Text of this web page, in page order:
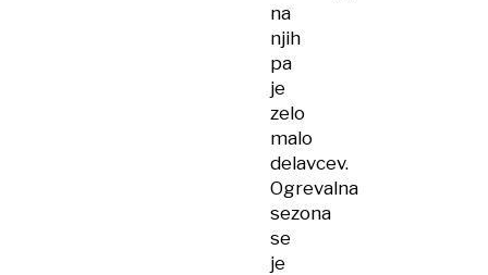
na
njih
pa
je
zelo
malo
delavcev.
Ogrevalna
sezona
se
je